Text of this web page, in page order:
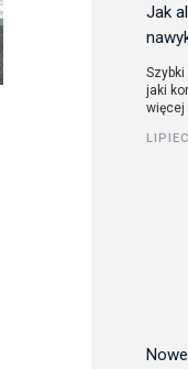
Jak
jaki
więcej